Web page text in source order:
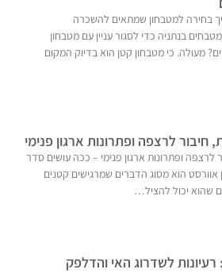
בחירה למטבחון שמתאים להשכרה
בנתניה כדי לסגור עניין עם מטבחון
מעולה. כי מטבחון קטן הוא בדיוק המקום
חיבור לרצפה ופתרונות ארגון פנימי
לרצפה ופתרונות ארגון פנימי – ככה עושים סדר
הוא מסוג הדברים שמרגישים קטנים
שהוא יכול להציל…
לשדרוג האי והדלפק